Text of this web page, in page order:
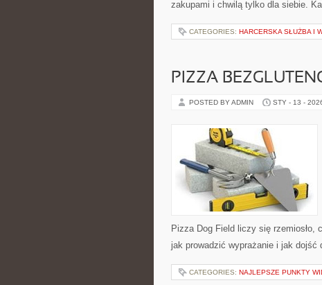
zakupami i chwilą tylko dla siebie.
CATEGORIES: HARCERSKA SŁUŻBA I
PIZZA
POSTED BY ADMIN STY - 13 -
Pizza Dog Field liczy się rzemiosło,
jak prowadzić wyprażanie i jak
CATEGORIES: NAJLEPSZE PUNKTY